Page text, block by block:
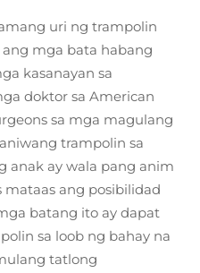
uri ng trampolin
mga bata habang
kasanayan sa
doktor sa American
sa mga magulang
trampolin sa
anak ay wala pang anim
ang posibilidad
batang ito ay dapat
sa loob ng bahay na
tatlong